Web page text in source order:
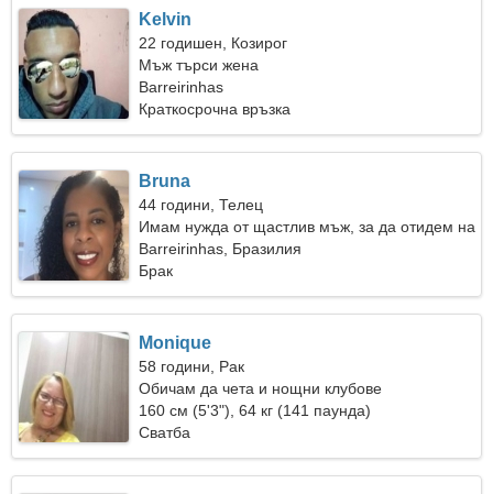
Kelvin
22 годишен, Козирог
Мъж търси жена
Barreirinhas
Краткосрочна връзка
Bruna
44 години, Телец
Имам нужда от щастлив мъж, за да отидем на
къмпинг заедно
Barreirinhas, Бразилия
Брак
Monique
58 години, Рак
Обичам да чета и нощни клубове
160 см (5'3"), 64 кг (141 паунда)
Сватба